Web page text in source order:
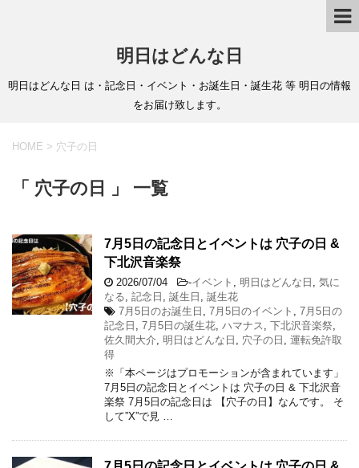
明日はどんな日
明日はどんな日 は・記念日・イベント・お誕生日・誕生花 等 明日の情報
をお届け致します。
HOME > 穴子の日
「 穴子の日 」 一覧
7月5日の記念日とイベントは 穴子の日 &
下北沢音楽祭
2026/07/04 -イベント 明日はどんな日
気に
なる 記念日 誕生日
誕生花
7月5日のお誕生日
7月5日のイベント
7月5日の
記念日
7月5日の誕生花 ハマナス 下北沢音楽祭
佐久間大介 明日はどんな日 穴子の日
運転免許取
得
※「本ページはプロモーションが含まれています」
7月5日の記念日とイベントは 穴子の日 & 下北沢音
楽祭 7月5日の記念日は 【穴子の日】なんです。 そ
して”X”で見 …